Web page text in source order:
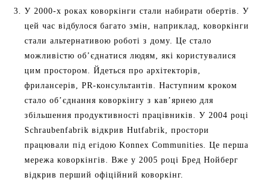
У 2000-х роках коворкінги стали набирати обертів. У
цей час відбулося багато змін, наприклад, коворкінги
стали альтернативою роботі з дому. Це стало
можливістю об’єднатися людям, які користувалися
цим простором. Йдеться про архітекторів,
фрилансерів, PR-консультантів. Наступним кроком
стало об’єднання коворкінгу з кав’ярнею для
збільшення продуктивності працівників. У 2004 році
Schraubenfabrik відкрив Hutfabrik, простори
працювали під егідою Konnex Communities. Це перша
мережа коворкінгів. Вже у 2005 році Бред Нойберг
відкрив перший офіційний коворкінг.